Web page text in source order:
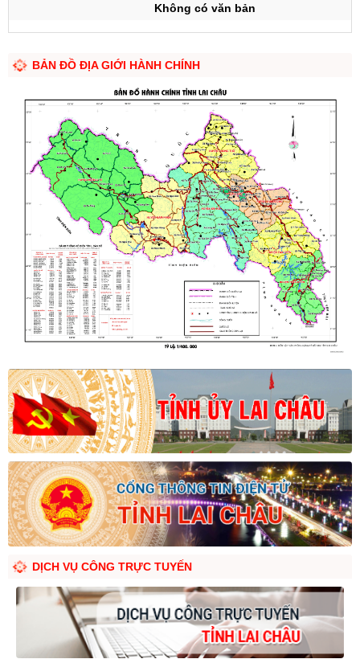
Không có văn bản
BẢN ĐỒ ĐỊA GIỚI HÀNH CHÍNH
DỊCH VỤ CÔNG TRỰC TUYẾN